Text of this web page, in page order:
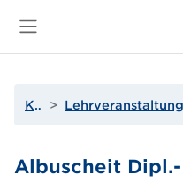
Kurse
Albuscheit